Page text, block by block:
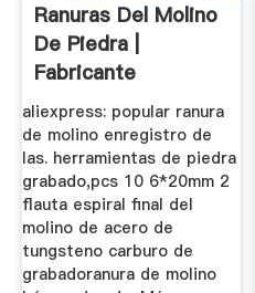
Ranuras Del Molino
De Piedra |
Fabricante
Profesional De ...
aliexpress: popular ranura
de molino enregistro de
las. herramientas de piedra
grabado,pcs 10 6*20mm 2
flauta espiral final del
molino de acero de
tungsteno carburo de
grabadoranura de molino